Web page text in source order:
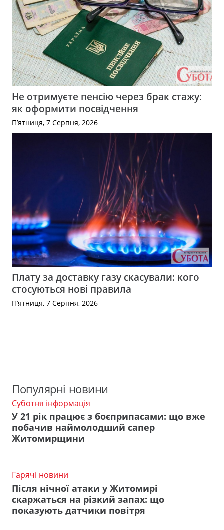
Не отримуєте пенсію через брак стажу:
як оформити посвідчення
П’ятниця, 7 Серпня, 2026
Плату за доставку газу скасували: кого
стосуються нові правила
П’ятниця, 7 Серпня, 2026
Популярні новини
Суботня інформація
У 21 рік працює з боєприпасами: що вже
побачив наймолодший сапер
Житомирщини
Гарячі новини
Після нічної атаки у Житомирі
скаржаться на різкий запах: що
показують датчики повітря